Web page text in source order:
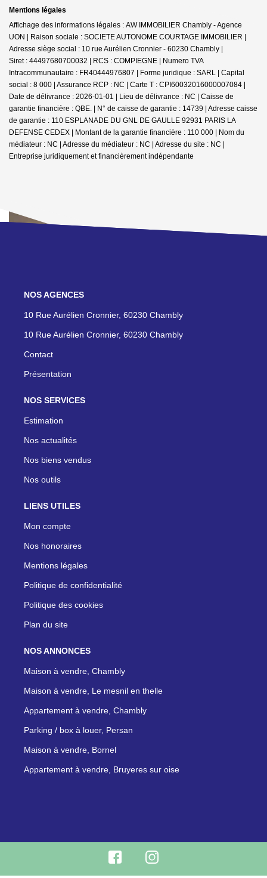
Mentions légales
Affichage des informations légales : AW IMMOBILIER Chambly - Agence
UON | Raison sociale : SOCIETE AUTONOME COURTAGE IMMOBILIER |
Adresse siège social : 10 rue Aurélien Cronnier - 60230 Chambly |
Siret : 44497680700032 | RCS : COMPIEGNE | Numero TVA
Intracommunautaire : FR40444976807 | Forme juridique : SARL | Capital
social : 8 000 | Assurance RCP : NC | Carte T : CPI60032016000007084 |
Date de délivrance : 2026-01-01 | Lieu de délivrance : NC | Caisse de
garantie financière : QBE. | N° de caisse de garantie : 14739 | Adresse caisse
de garantie : 110 ESPLANADE DU GNL DE GAULLE 92931 PARIS LA
DEFENSE CEDEX | Montant de la garantie financière : 110 000 | Nom du
médiateur : NC | Adresse du médiateur : NC | Adresse du site : NC |
Entreprise juridiquement et financièrement indépendante
NOS AGENCES
10 Rue Aurélien Cronnier, 60230 Chambly
10 Rue Aurélien Cronnier, 60230 Chambly
Contact
Présentation
NOS SERVICES
Estimation
Nos actualités
Nos biens vendus
Nos outils
LIENS UTILES
Mon compte
Nos honoraires
Mentions légales
Politique de confidentialité
Politique des cookies
Plan du site
NOS ANNONCES
Maison à vendre, Chambly
Maison à vendre, Le mesnil en thelle
Appartement à vendre, Chambly
Parking / box à louer, Persan
Maison à vendre, Bornel
Appartement à vendre, Bruyeres sur oise